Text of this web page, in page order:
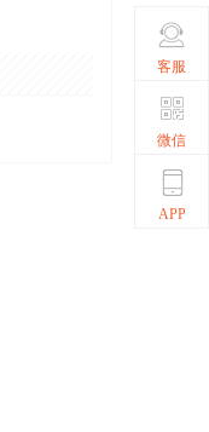
客服
微信
APP